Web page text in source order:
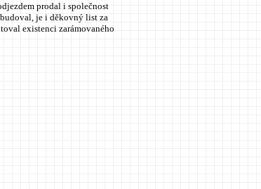
prodal i společnost
je i děkovný list za
existenci zarámovaného